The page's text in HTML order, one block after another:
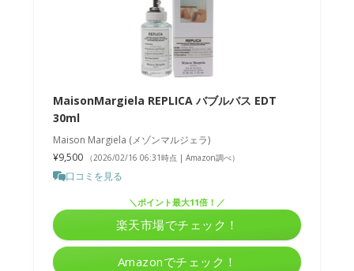
MaisonMargiela REPLICA バブルバス EDT
30ml
Maison Margiela (メゾンマルジェラ)
¥9,500
（2026/02/16 06:31時点 | Amazon調べ）
口コミを見る
Amazonでチェック！
＼ポイント最大11倍！／
楽天市場でチェック！